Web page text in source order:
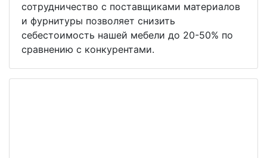
сотрудничество с поставщиками материалов
и фурнитуры позволяет снизить
себестоимость нашей мебели до 20-50% по
сравнению с конкурентами.